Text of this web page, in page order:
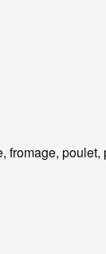
fromage, poulet,